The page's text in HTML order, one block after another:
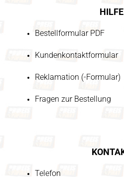
HILFE
Bestellformular PDF
Kundenkontaktformular
Reklamation (-Formular)
Fragen zur Bestellung
Telefon